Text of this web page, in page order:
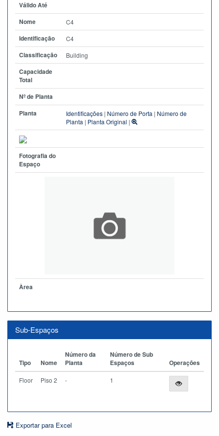
Válido Até
Nome
C4
Identificação C4
Classificação Building
Capacidade
Total
Nº de Planta
Planta
Identificações | Número de Porta | Número de
Planta | Planta Original |
Fotografia do
Espaço
Àrea
Sub-Espaços
Tipo Nome
Número da
Planta
Número de Sub
Espaços
Operações
Floor Piso 2 - 1
Exportar para Excel